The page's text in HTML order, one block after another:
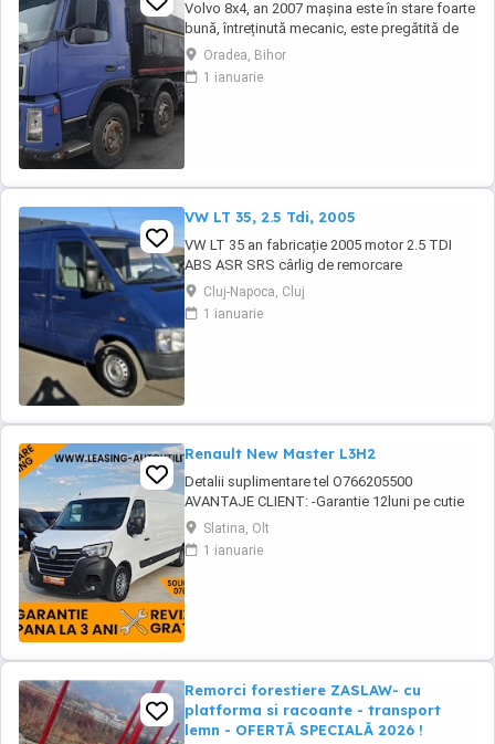
Volvo 8x4, an 2007 mașina este în stare foarte
bună, întreținută mecanic, este pregătită de
lucru. Ofer fiscal Preț negociabil 36500 eur
Detalii la tel :
Oradea, Bihor
1 ianuarie
VW LT 35, 2.5 Tdi, 2005
VW LT 35 an fabricație 2005 motor 2.5 TDI
ABS ASR SRS cârlig de remorcare
Cluj-Napoca, Cluj
1 ianuarie
Renault New Master L3H2
Detalii suplimentare tel O766205500
AVANTAJE CLIENT: -Garantie 12luni pe cutie
viteze si motor -GRATUIT Ulei+filtre la
predare -Servicii RAR -Eliberare numere
provizorii -Control tehnic al calitatii -Detailing
Slatina, Olt
1 ianuarie
Remorci forestiere ZASLAW- cu
platforma si racoante - transport
lemn - OFERTĂ SPECIALĂ 2026 !